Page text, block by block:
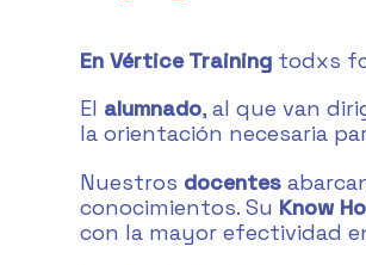
En Vértice Training todxs
El alumnado, al que van
la orientación necesaria
Nuestros docentes
conocimientos. Su Know
con la mayor efectividad